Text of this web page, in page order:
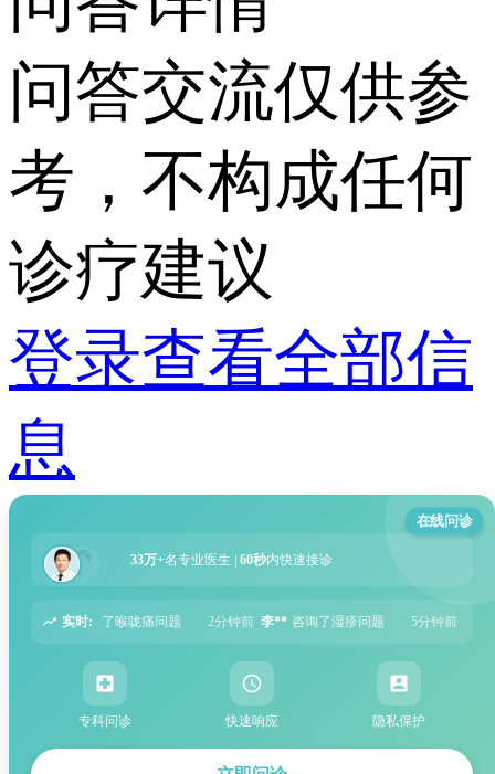
问答交流仅供参
考，不构成任何
诊疗建议
登录查看全部信
息
在线问诊
33万+名专业医生 | 60秒内快速接诊
实时:
喉咙痛问题 2分钟前 李** 咨询了湿疹问题 5分钟前 张** 咨询了过敏性鼻
专科问诊 快速响应 隐私保护